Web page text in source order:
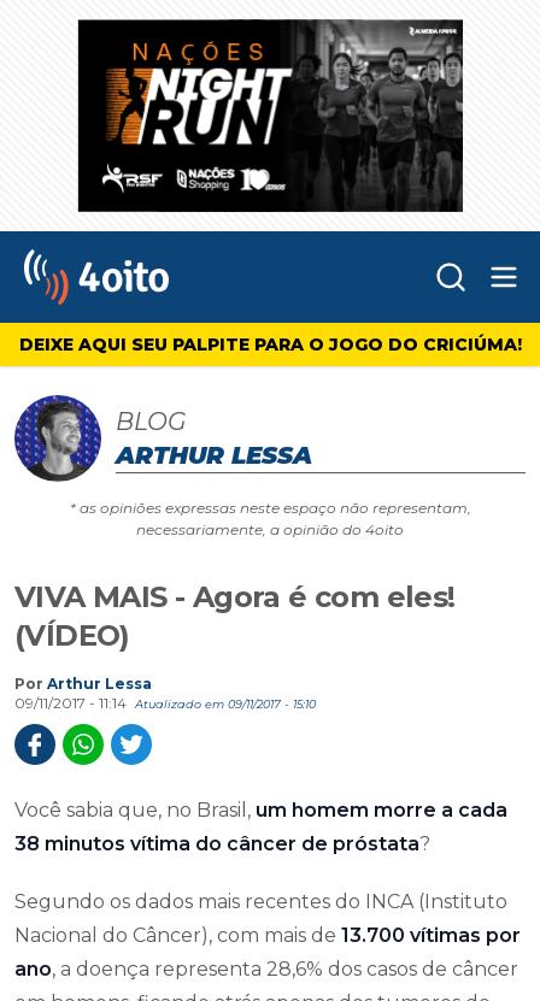
4oito
DEIXE AQUI SEU PALPITE PARA O JOGO DO CRICIÚMA!
BLOG
ARTHUR LESSA
* as opiniões expressas neste espaço não representam,
necessariamente, a opinião do 4oito
VIVA MAIS - Agora é com eles!
(VÍDEO)
Por Arthur Lessa
09/11/2017 - 11:14
Atualizado em 09/11/2017 - 15:10
Você sabia que, no Brasil, um homem morre a cada
38 minutos vítima do câncer de próstata?
Segundo os dados mais recentes do INCA (Instituto
Nacional do Câncer), com mais de 13.700 vítimas por
ano, a doença representa 28,6% dos casos de câncer